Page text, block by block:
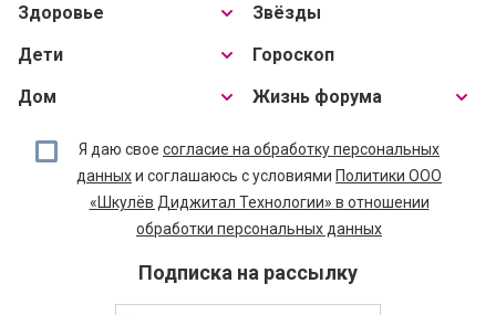
Здоровье
Дети
Дом
Звёзды
Гороскоп
Жизнь форума
Я даю свое согласие на обработку персональных
данныхи соглашаюсь с условиями Политики ООО
«Шкулёв Диджитал Технологии» в отношении
обработки персональных данных
Подписка на рассылку